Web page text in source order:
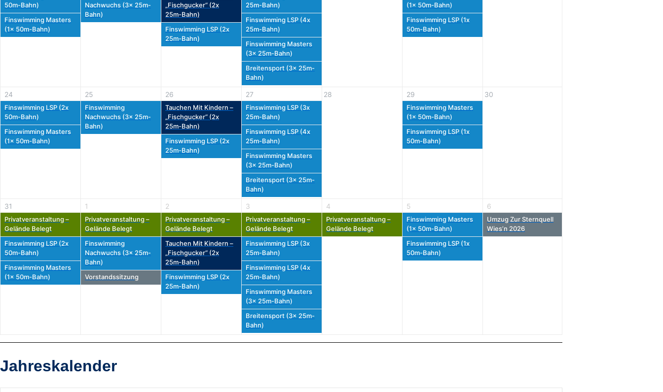
50m-Bahn)
Finswimming Masters
(1x 50m-Bahn)
Nachwuchs (3x 25m-
Bahn)
„Fischgucker“ (2x
25m-Bahn)
Finswimming LSP (2x
25m-Bahn)
25m-Bahn)
Finswimming LSP (4x
25m-Bahn)
Finswimming Masters
(3x 25m-Bahn)
Breitensport (3x 25m-
Bahn)
(1x 50m-Bahn)
Finswimming LSP (1x
50m-Bahn)
24
Finswimming LSP (2x
50m-Bahn)
Finswimming Masters
(1x 50m-Bahn)
25
Finswimming
Nachwuchs (3x 25m-
Bahn)
26
Tauchen Mit Kindern –
„Fischgucker“ (2x
25m-Bahn)
Finswimming LSP (2x
25m-Bahn)
27
Finswimming LSP (3x
25m-Bahn)
Finswimming LSP (4x
25m-Bahn)
Finswimming Masters
(3x 25m-Bahn)
Breitensport (3x 25m-
Bahn)
28 29
Finswimming Masters
(1x 50m-Bahn)
Finswimming LSP (1x
50m-Bahn)
30
31
Privatveranstaltung –
Gelände Belegt
Finswimming LSP (2x
50m-Bahn)
Finswimming Masters
(1x 50m-Bahn)
1
Privatveranstaltung –
Gelände Belegt
Finswimming
Nachwuchs (3x 25m-
Bahn)
Vorstandssitzung
2
Privatveranstaltung –
Gelände Belegt
Tauchen Mit Kindern –
„Fischgucker“ (2x
25m-Bahn)
Finswimming LSP (2x
25m-Bahn)
3
Privatveranstaltung –
Gelände Belegt
Finswimming LSP (3x
25m-Bahn)
Finswimming LSP (4x
25m-Bahn)
Finswimming Masters
(3x 25m-Bahn)
Breitensport (3x 25m-
Bahn)
4
Privatveranstaltung –
Gelände Belegt
5
Finswimming Masters
(1x 50m-Bahn)
Finswimming LSP (1x
50m-Bahn)
6
Umzug Zur Sternquell
Wies’n 2026
Jahreskalender